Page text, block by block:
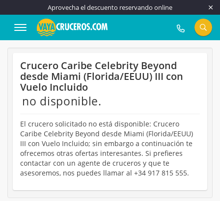
Aprovecha el descuento reservando online
917 815 555
Crucero Caribe Celebrity Beyond
desde Miami (Florida/EEUU) III con
Vuelo Incluido
no disponible.
El crucero solicitado no está disponible: Crucero
Caribe Celebrity Beyond desde Miami (Florida/EEUU)
III con Vuelo Incluido; sin embargo a continuación te
ofrecemos otras ofertas interesantes. Si prefieres
contactar con un agente de cruceros y que te
asesoremos, nos puedes llamar al +34 917 815 555.